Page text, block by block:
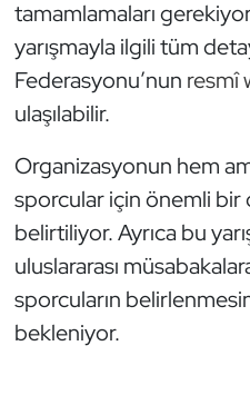
tamamlamaları
yarışmayla ilgili tüm
Federasyonu’nun resmî
ulaşılabilir.
Organizasyonun hem
sporcular için önemli bir
belirtiliyor. Ayrıca bu
uluslararası
sporcuların
bekleniyor.
Triatlon
Voleybol
Vücut Geliştirme
Wushu Kungfu
Yelken
Yüzme